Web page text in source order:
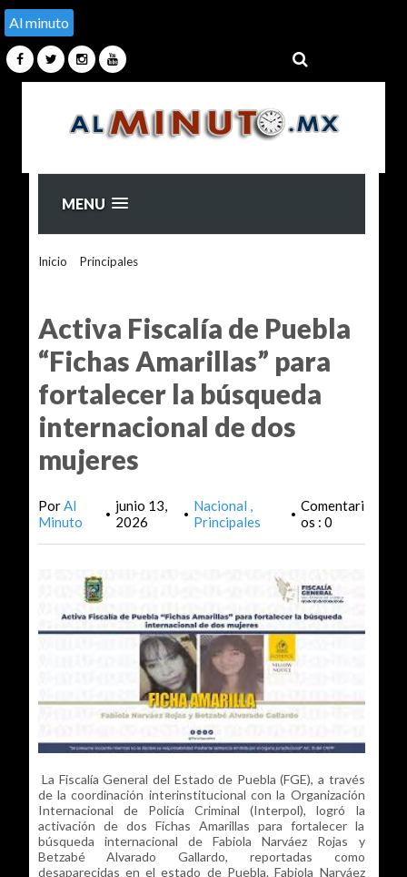
Al minuto
MENU
Inicio Principales>
Activa Fiscalía de Puebla
“Fichas Amarillas” para
fortalecer la búsqueda
internacional de dos
mujeres
PorAl
Minuto
• junio 13,
2026
• Nacional
Principales
• Comentari
os : 0
La Fiscalía General del Estado de Puebla (FGE), a través
de la coordinación interinstitucional con la Organización
Internacional de Policía Criminal (Interpol), logró la
activación de dos Fichas Amarillas para fortalecer la
búsqueda internacional de Fabiola Narváez Rojas y
Betzabé Alvarado Gallardo, reportadas como
desaparecidas en el estado de Puebla. Fabiola Narváez